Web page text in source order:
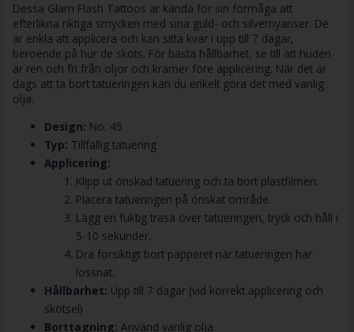
Dessa Glam Flash Tattoos är kända för sin förmåga att
efterlikna riktiga smycken med sina guld- och silvernyanser. De
är enkla att applicera och kan sitta kvar i upp till 7 dagar,
beroende på hur de sköts. För bästa hållbarhet, se till att huden
är ren och fri från oljor och krämer före applicering. När det är
dags att ta bort tatueringen kan du enkelt göra det med vanlig
olja.
Design: No. 45
Typ: Tillfällig tatuering
Applicering:
Klipp ut önskad tatuering och ta bort plastfilmen.
Placera tatueringen på önskat område.
Lägg en fuktig trasa över tatueringen, tryck och håll i
5-10 sekunder.
Dra försiktigt bort papperet när tatueringen har
lossnat.
Hållbarhet: Upp till 7 dagar (vid korrekt applicering och
skötsel)
Borttagning: Använd vanlig olja